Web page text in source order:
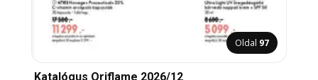
Oldal 97
Katalógus Oriflame 2026/12